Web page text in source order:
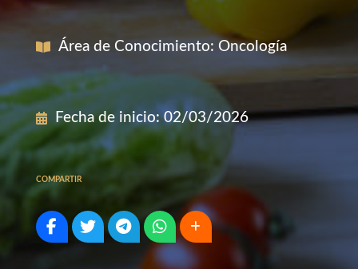
Área de Conocimiento: Oncología
Fecha de inicio:02/03/2026
COMPARTIR